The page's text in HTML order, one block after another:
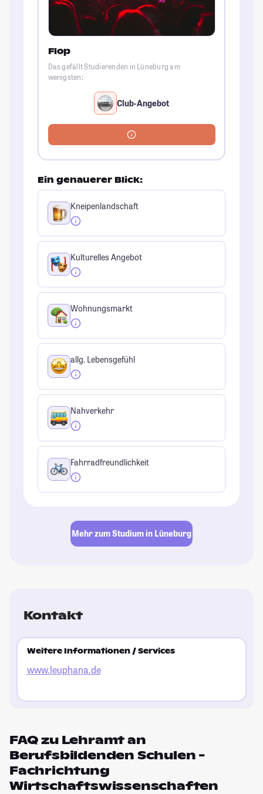
Flop
Das gefällt Studierenden in Lüneburg am
wenigsten:
Club-Angebot
Ein genauerer Blick:
Kneipenlandschaft
Kulturelles Angebot
Wohnungsmarkt
allg. Lebensgefühl
Nahverkehr
Fahrradfreundlichkeit
Mehr zum Studium in Lüneburg
Kontakt
Weitere Informationen / Services
www.leuphana.de
FAQ zu Lehramt an
Berufsbildenden Schulen -
Fachrichtung
Wirtschaftswissenschaften